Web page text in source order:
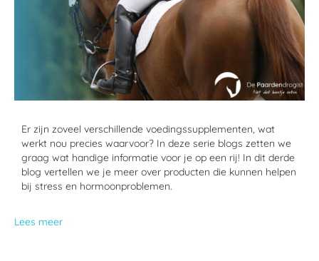
Er zijn zoveel verschillende voedingssupplementen, wat
werkt nou precies waarvoor? In deze serie blogs zetten we
graag wat handige informatie voor je op een rij! In dit derde
blog vertellen we je meer over producten die kunnen helpen
bij stress en hormoonproblemen.
Lees meer